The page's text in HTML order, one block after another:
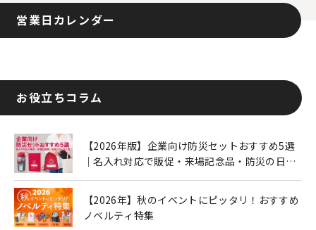
営業日カレンダー
お役立ちコラム
【2026年版】企業向け防災セットおすすめ5選
｜名入れ対応で販促・来場記念品・防災の日に
【2026年】秋のイベントにピッタリ！おすすめ
ノベルティ特集